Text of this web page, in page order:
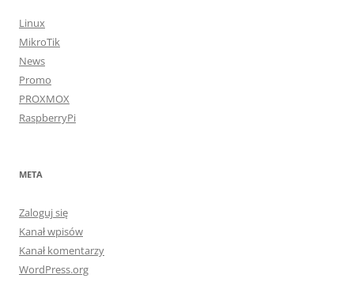
Linux
MikroTik
News
Promo
PROXMOX
RaspberryPi
META
Zaloguj się
Kanał wpisów
Kanał komentarzy
WordPress.org